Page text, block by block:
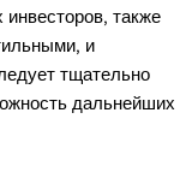
также
и
тщательно
дальнейших